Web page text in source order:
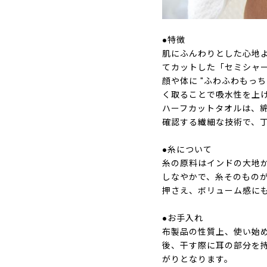
●特徴
肌にふんわりとした心地
てカットした「セミシャ
顔や体に "ふわふわもっ
く取ることで吸水性を上
ハーフカットタオルは、
確認する繊細な技術で、
●糸について
糸の原料はインドの大地
しなやかで、糸そのもの
押さえ、ボリューム感に
●お手入れ
布製品の性質上、使い始
後、干す際に耳の部分を
がりとなります。